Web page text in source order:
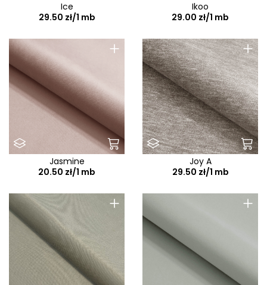
Ice
29.50 zł/1 mb
Ikoo
29.00 zł/1 mb
+
Jasmine
20.50 zł/1 mb
+
Joy A
29.50 zł/1 mb
+ +